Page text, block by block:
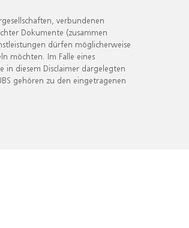
verbundenen
Dokumente (zusammen
dürfen möglicherweise
möchten. Im Falle eines
diesem Disclaimer dargelegten
gehören zu den eingetragenen